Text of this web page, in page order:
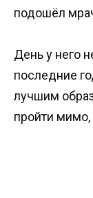
подошёл
День у него
последние
лучшим
пройти мимо,